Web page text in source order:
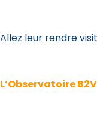
Allez leur rendre
L’Observatoire